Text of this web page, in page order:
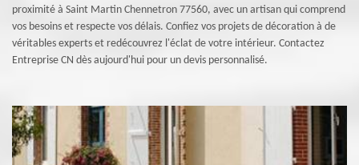
proximité à Saint Martin Chennetron 77560, avec un artisan qui comprend
vos besoins et respecte vos délais. Confiez vos projets de décoration à de
véritables experts et redécouvrez l'éclat de votre intérieur. Contactez
Entreprise CN dès aujourd'hui pour un devis personnalisé.